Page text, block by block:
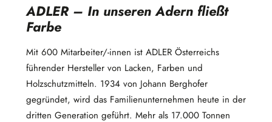
ADLER – In unseren Adern fließt
Farbe
Mit 600 Mitarbeiter/-innen ist ADLER Österreichs
führender Hersteller von Lacken, Farben und
Holzschutzmitteln. 1934 von Johann Berghofer
gegründet, wird das Familienunternehmen heute in der
dritten Generation geführt. Mehr als 17.000 Tonnen